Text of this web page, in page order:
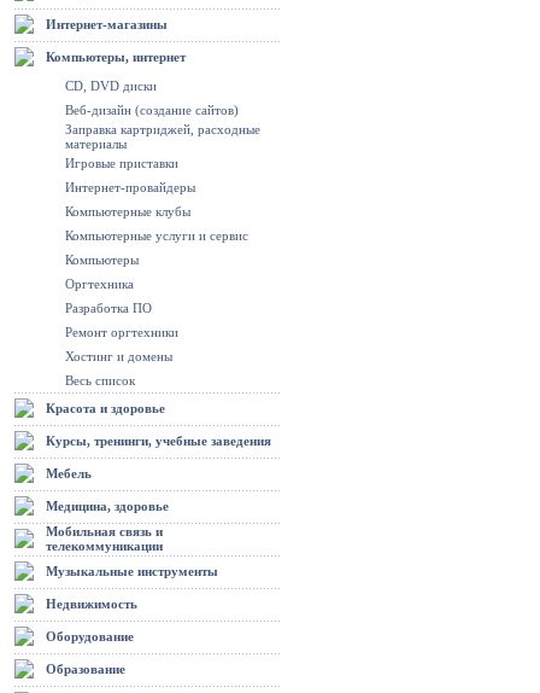
Интернет-магазины
Компьютеры, интернет
CD, DVD диски
Веб-дизайн (создание сайтов)
Заправка картриджей, расходные
материалы
Игровые приставки
Интернет-провайдеры
Компьютерные клубы
Компьютерные услуги и сервис
Компьютеры
Оргтехника
Разработка ПО
Ремонт оргтехники
Хостинг и домены
Весь список
Красота и здоровье
Курсы, тренинги, учебные заведения
Мебель
Медицина, здоровье
Мобильная связь и
телекоммуникации
Музыкальные инструменты
Недвижимость
Оборудование
Образование